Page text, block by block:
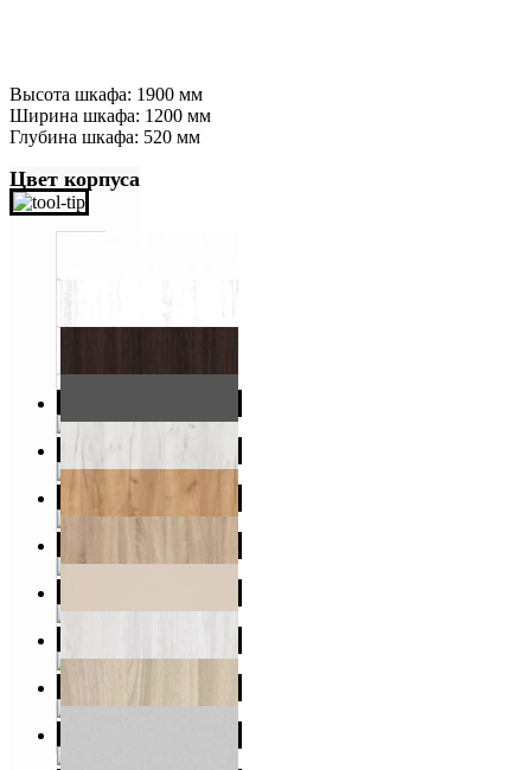
Высота шкафа: 1900 мм
Ширина шкафа: 1200 мм
Глубина шкафа: 520 мм
Цвет корпуса